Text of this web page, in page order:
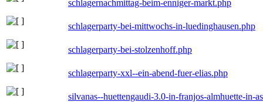
schlagernachmittag-beim-enniger-markt.php
schlagerparty-bei-mittwochs-in-luedinghausen.php
schlagerparty-bei-stolzenhoff.php
schlagerparty-xxl--ein-abend-fuer-elias.php
silvanas--huettengaudi-3.0-in-franjos-almhuette-in-